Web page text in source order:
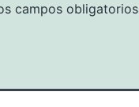
campos obligatorios